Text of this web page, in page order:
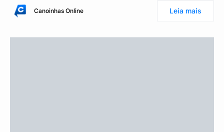
Canoinhas Online Leia mais